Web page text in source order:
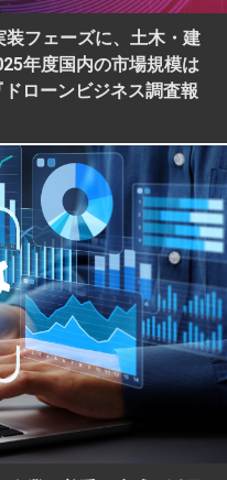
装フェーズに、土木・建
年度国内の市場規模は
ローンビジネス調査報